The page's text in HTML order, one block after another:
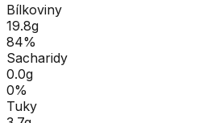
Bílkoviny
19.8g
84%
Sacharidy
0.0g
0%
Tuky